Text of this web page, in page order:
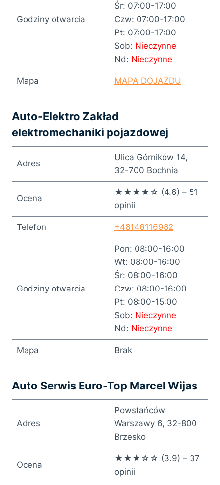
Godziny otwarcia
Śr: 07:00-17:00
Czw: 07:00-17:00
Pt: 07:00-17:00
Sob: Nieczynne
Nd: Nieczynne
Mapa MAPA DOJAZDU
Auto-Elektro Zakład
elektromechaniki pojazdowej
Adres
Ulica Górników 14,
32-700 Bochnia
Ocena
★★★★☆ (4.6) – 51
opinii
Telefon +48146116982
Godziny otwarcia
Pon: 08:00-16:00
Wt: 08:00-16:00
Śr: 08:00-16:00
Czw: 08:00-16:00
Pt: 08:00-15:00
Sob: Nieczynne
Nd: Nieczynne
Mapa Brak
Auto Serwis Euro-Top Marcel Wijas
Adres
Powstańców
Warszawy 6, 32-800
Brzesko
Ocena
★★★☆☆ (3.9) – 37
opinii